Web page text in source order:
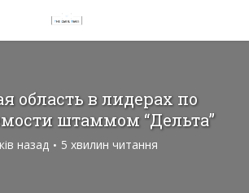
область в лидерах по
штаммом “Дельта”
назад 5 хвилин читання